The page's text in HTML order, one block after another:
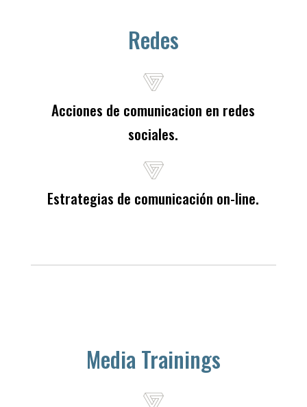
Redes
Acciones de comunicacion en redes
sociales.
Estrategias de comunicación on-line.
Media Trainings